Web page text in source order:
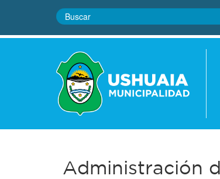
Administración